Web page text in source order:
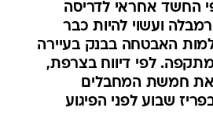
החשד אחראי לדריסה
ועשוי להיות כבר
האבטחה בבנק בעיירה
לפי דיווח בצרפת,
חמשת המחבלים
שבוע לפני הפיגוע